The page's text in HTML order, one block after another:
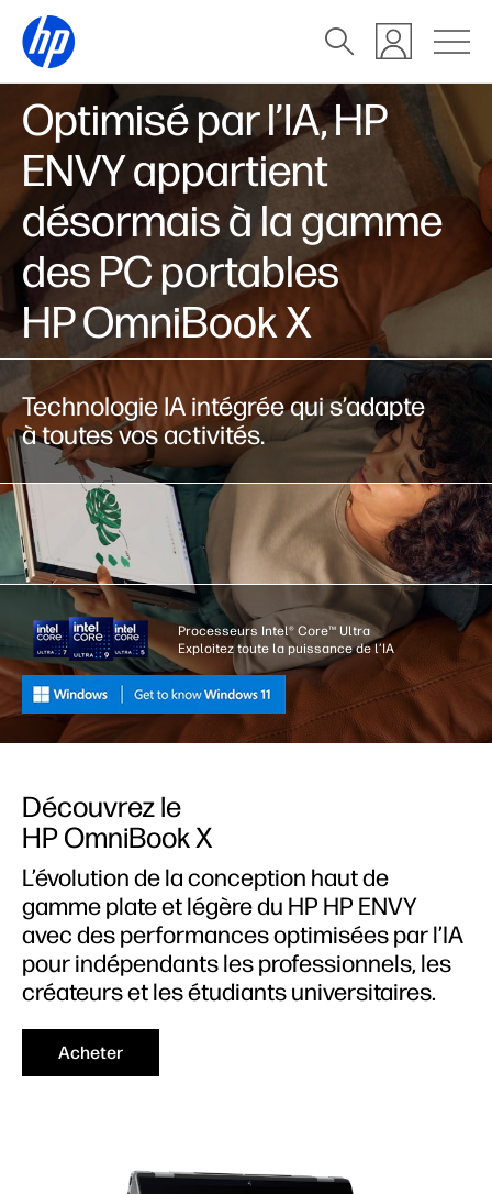
Optimisé par l’IA, HP
ENVY appartient
désormais à la gamme
des PC portables
HP OmniBook X
Technologie IA intégrée qui s’adapte
à toutes vos activités.
Processeurs Intel® Core™ Ultra
Exploitez toute la puissance de l’IA
Découvrez le
HP OmniBook X
L’évolution de la conception haut de
gamme plate et légère du HP HP ENVY
avec des performances optimisées par l’IA
pour indépendants les professionnels, les
créateurs et les étudiants universitaires.
Acheter